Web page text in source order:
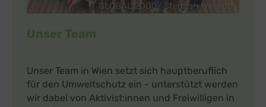
GLOBAL 2000/ Stephan Wyckoff
Unser Team
Unser Team in Wien setzt sich hauptberuflich
für den Umweltschutz ein - unterstützt werden
wir dabei von Aktivist:innen und Freiwilligen in